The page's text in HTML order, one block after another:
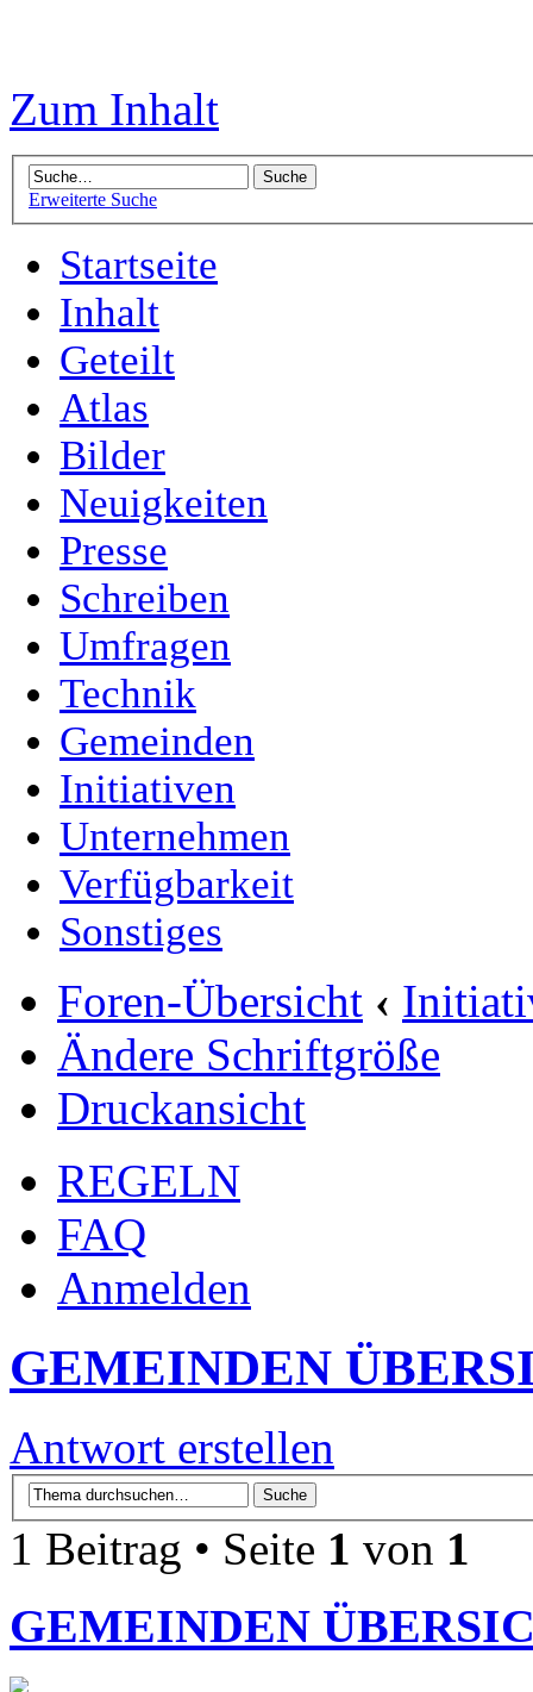
Zum Inhalt
Erweiterte Suche
Startseite
Inhalt
Geteilt
Atlas
Bilder
Neuigkeiten
Presse
Schreiben
Umfragen
Technik
Gemeinden
Initiativen
Unternehmen
Verfügbarkeit
Sonstiges
Foren-Übersicht ‹
Ändere Schriftgröße
Druckansicht
REGELN
FAQ
Anmelden
GEMEINDEN
Antwort erstellen
1 Beitrag • Seite 1 von 1
GEMEINDEN